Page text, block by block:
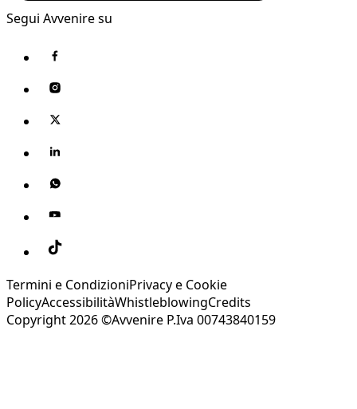
Segui Avvenire su
Termini e CondizioniPrivacy e Cookie
PolicyAccessibilitàWhistleblowingCredits
Copyright 2026 ©Avvenire P.Iva 00743840159